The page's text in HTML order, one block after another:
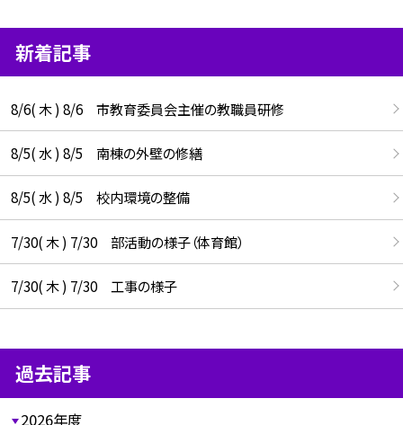
新着記事
8/6( 木 ) 8/6 市教育委員会主催の教職員研修
8/5( 水 ) 8/5 南棟の外壁の修繕
8/5( 水 ) 8/5 校内環境の整備
7/30( 木 ) 7/30 部活動の様子（体育館）
7/30( 木 ) 7/30 工事の様子
過去記事
2026年度